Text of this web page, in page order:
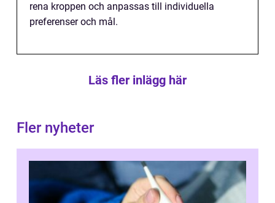
rena kroppen och anpassas till individuella
preferenser och mål.
Läs fler inlägg här
Fler nyheter